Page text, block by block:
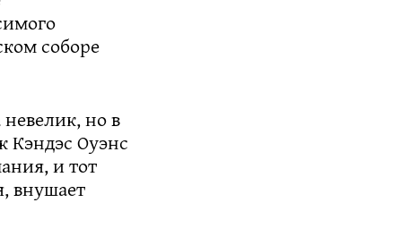
соборе
но в
Кэндэс Оуэнс
и тот
внушает